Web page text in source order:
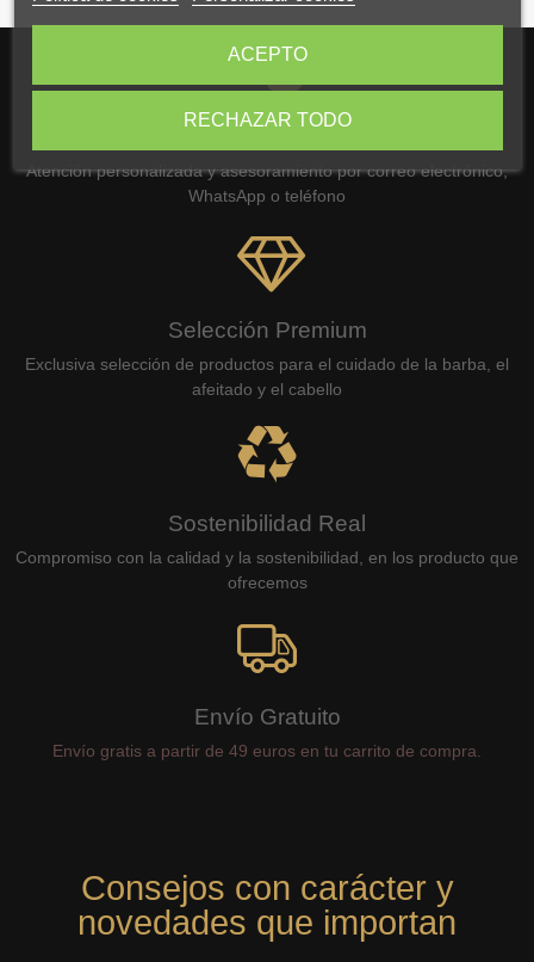
RECHAZAR TODO
ACEPTO
Atención personalizada y asesoramiento por correo electrónico,
WhatsApp o teléfono
Selección Premium
Exclusiva selección de productos para el cuidado de la barba, el
afeitado y el cabello
Sostenibilidad Real
Compromiso con la calidad y la sostenibilidad, en los producto que
ofrecemos
Envío Gratuito
Envío gratis a partir de 49 euros en tu carrito de compra.
Consejos con carácter y
novedades que importan